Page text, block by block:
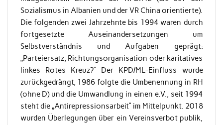
Sozialismus in Albanien und der VR China orientierte).
Die folgenden zwei Jahrzehnte bis 1994 waren durch
fortgesetzte Auseinandersetzungen um
Selbstverständnis und Aufgaben geprägt:
„Parteiersatz, Richtungsorganisation oder karitatives
linkes Rotes Kreuz?“ Der KPD/ML-Einfluss wurde
zurückgedrängt, 1986 folgte die Umbenennung in RH
(ohne D) und die Umwandlung in einen e.V., seit 1994
steht die „Antirepressionsarbeit“ im Mittelpunkt. 2018
wurden Überlegungen über ein Vereinsverbot publik,